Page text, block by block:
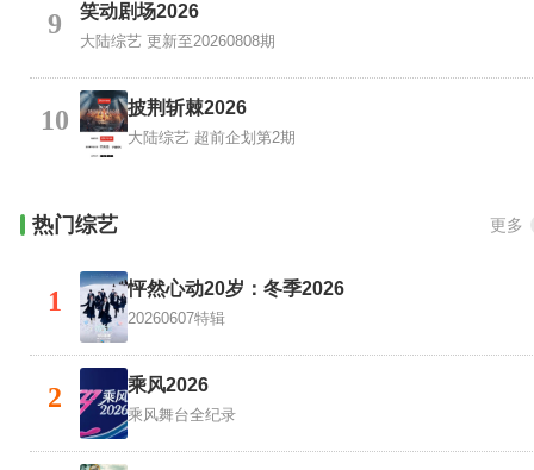
9 笑动剧场2026
大陆综艺 更新至20260808期
10 披荆斩棘2026
大陆综艺 超前企划第2期
热门综艺 更多
1 怦然心动20岁：冬季2026
20260607特辑
2 乘风2026
乘风舞台全纪录